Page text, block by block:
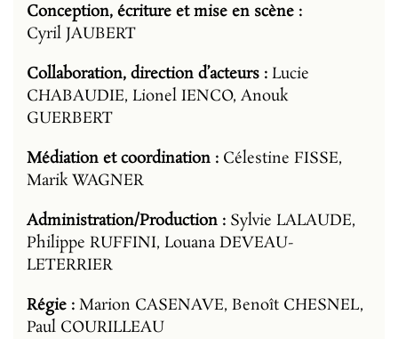
Conception, écriture et mise en scène :
Cyril JAUBERT
Collaboration, direction d’acteurs : Lucie
CHABAUDIE, Lionel IENCO, Anouk
GUERBERT
Médiation et coordination : Célestine FISSE,
Marik WAGNER
Administration/Production : Sylvie LALAUDE,
Philippe RUFFINI, Louana DEVEAU-
LETERRIER
Régie : Marion CASENAVE, Benoît CHESNEL,
Paul COURILLEAU